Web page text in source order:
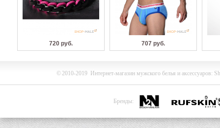
720 руб. 707 руб.
©2010-2019 Интернет-магазин мужского белья и аксессуаров:
Бренды: